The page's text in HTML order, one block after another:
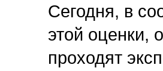
Сегодня, в
этой оценки,
проходят